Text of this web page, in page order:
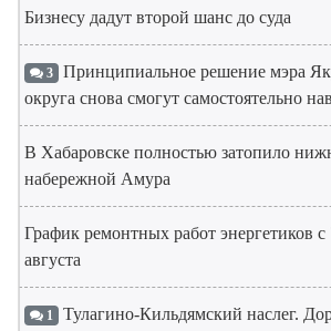
Бизнесу дадут второй шанс до суда
3 Принципиальное решение мэра
округа снова смогут самостоятельно
В Хабаровске полностью затопило
набережной Амура
График ремонтных работ энергетиков с
августа
1 Тулагино-Кильдямский наслег.